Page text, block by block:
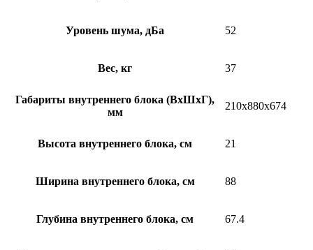
Уровень шума, дБа 52
Вес, кг 37
Габариты внутреннего блока (ВхШхГ),
мм
210x880x674
Высота внутреннего блока, см 21
Ширина внутреннего блока, см 88
Глубина внутреннего блока, см 67.4